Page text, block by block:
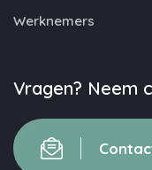
Werknemers
Vragen? Neem